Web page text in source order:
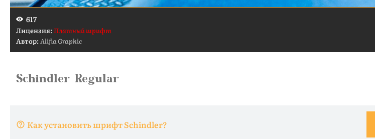
617
Лицензия:Платный шрифт
Автор:Alifia Graphic
Как установить шрифт Schindler?